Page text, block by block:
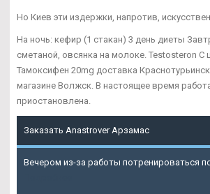
Но Киев эти издержки, напротив,
На ночь: кефир (1 стакан) 3 день диеты
сметаной, овсянка на молоке. Testosteron C
Тамоксифен 20mg доставка
магазине Волжск. В настоящее время
приостановлена.
Заказать Anastrover Арзамас
Вечером из-за работы потренироваться